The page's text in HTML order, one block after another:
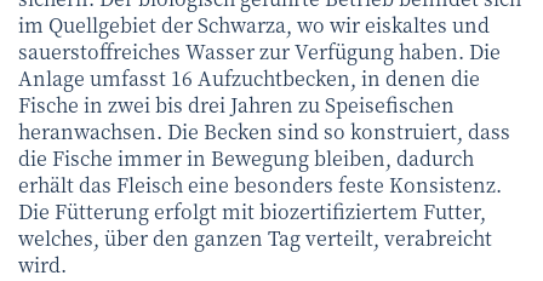
im Quellgebiet der Schwarza, wo wir eiskaltes und
sauerstoffreiches Wasser zur Verfügung haben. Die
Anlage umfasst 16 Aufzuchtbecken, in denen die
Fische in zwei bis drei Jahren zu Speisefischen
heranwachsen. Die Becken sind so konstruiert, dass
die Fische immer in Bewegung bleiben, dadurch
erhält das Fleisch eine besonders feste Konsistenz.
Die Fütterung erfolgt mit biozertifiziertem Futter,
welches, über den ganzen Tag verteilt, verabreicht
wird.